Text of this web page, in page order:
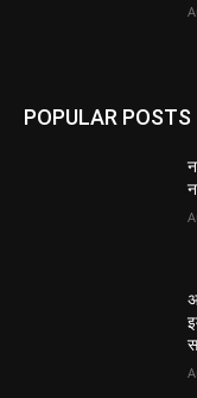
POPULAR POSTS